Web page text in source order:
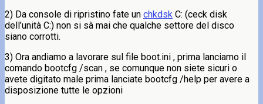
2) Da console di ripristino fate un chkdsk C: (ceck disk
dell’unità C:) non si sà mai che qualche settore del disco
siano corrotti.
3) Ora andiamo a lavorare sul file boot.ini , prima lanciamo il
comando bootcfg /scan , se comunque non siete sicuri o
avete digitato male prima lanciate bootcfg /help per avere a
disposizione tutte le opzioni